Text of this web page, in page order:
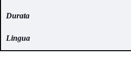
Durata
Lingua